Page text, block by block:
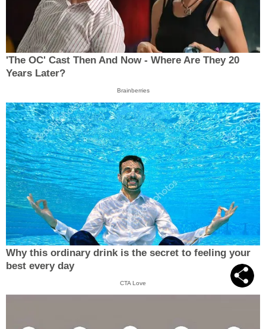
'The OC' Cast Then And Now - Where Are They 20
Years Later?
Brainberries
Why this ordinary drink is the secret to feeling your
best every day
CTA Love